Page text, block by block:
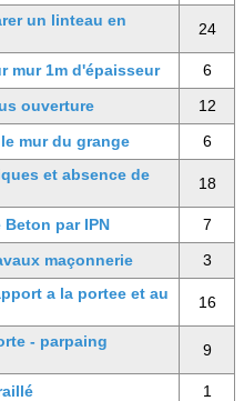
un linteau en
24
mur 1m d'épaisseur
6
ouverture
12
mur du grange
6
et absence de
18
par IPN
7
maçonnerie
3
a la portee et au
16
- parpaing
9
1